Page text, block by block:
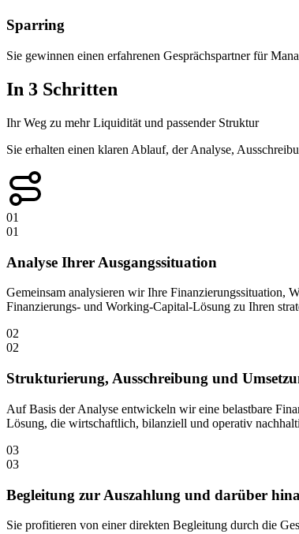
Sparring
Sie gewinnen einen erfahrenen Gesprächspartner für
In 3 Schritten
Ihr Weg zu mehr Liquidität und passender Struktur
Sie erhalten einen klaren Ablauf, der Analyse,
01
01
Analyse Ihrer Ausgangssituation
Gemeinsam analysieren wir Ihre Finanzierungssituation,
Finanzierungs- und Working-Capital-Lösung zu Ihren
02
02
Strukturierung, Ausschreibung und
Auf Basis der Analyse entwickeln wir eine belastbare
Lösung, die wirtschaftlich, bilanziell und operativ
03
03
Begleitung zur Auszahlung und darüber
Sie profitieren von einer direkten Begleitung durch die